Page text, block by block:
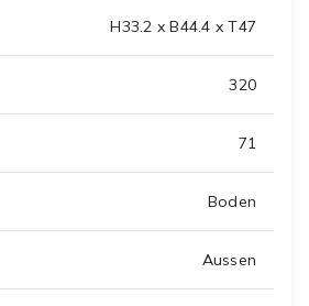
H33.2 x B44.4 x T47
320
71
Boden
Aussen